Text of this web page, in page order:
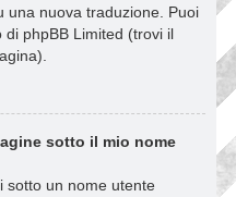
una nuova traduzione. Puoi
phpBB Limited (trovi il
sotto il mio nome
sotto un nome utente